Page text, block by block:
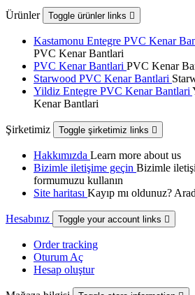
Ürünler Toggle ürünler links 
Kastamonu Entegre PVC Kenar
PVC Kenar Bantlari
PVC Kenar Bantlari PVC Kenar
Starwood PVC Kenar Bantlari
Yildiz Entegre PVC Kenar Bantlari
Kenar Bantlari
Şirketimiz Toggle şirketimiz links 
Hakkımızda Learn more about us
Bizimle iletişime geçin Bizimle
formumuzu kullanın
Site haritası Kayıp mı oldunuz?
Hesabınız Toggle your account links 
Order tracking
Oturum Aç
Hesap oluştur